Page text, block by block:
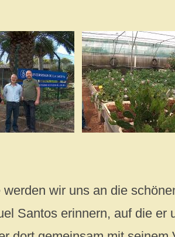
werden wir uns an die
Santos erinnern, auf die er